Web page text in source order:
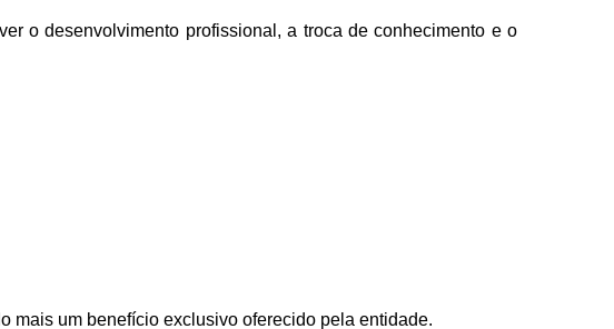
o desenvolvimento profissional, a troca de conhecimento e o
mais um benefício exclusivo oferecido pela entidade.